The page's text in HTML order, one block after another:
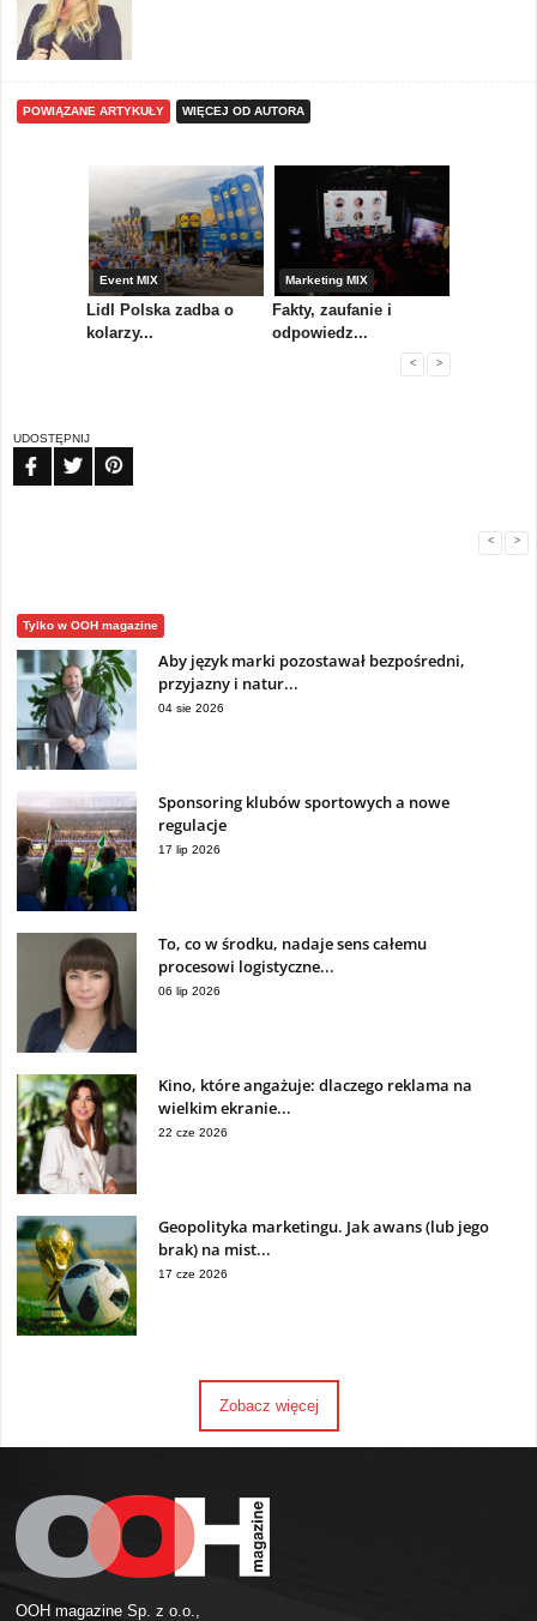
POWIĄZANE ARTYKUŁY WIĘCEJ OD AUTORA
Event MIX
Lidl Polska zadba o
kolarzy...
Marketing MIX
Fakty, zaufanie i
odpowiedz...
< >
UDOSTĘPNIJ
< >
Tylko w OOH magazine
Aby język marki pozostawał bezpośredni,
przyjazny i natur...
04 sie 2026
Sponsoring klubów sportowych a nowe
regulacje
17 lip 2026
To, co w środku, nadaje sens całemu
procesowi logistyczne...
06 lip 2026
Kino, które angażuje: dlaczego reklama na
wielkim ekranie...
22 cze 2026
Geopolityka marketingu. Jak awans (lub jego
brak) na mist...
17 cze 2026
Zobacz więcej
OOH magazine Sp. z o.o.,